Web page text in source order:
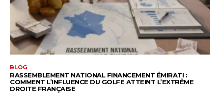
BLOG
RASSEMBLEMENT NATIONAL FINANCEMENT ÉMIRATI :
COMMENT L’INFLUENCE DU GOLFE ATTEINT L’EXTRÊME
DROITE FRANÇAISE